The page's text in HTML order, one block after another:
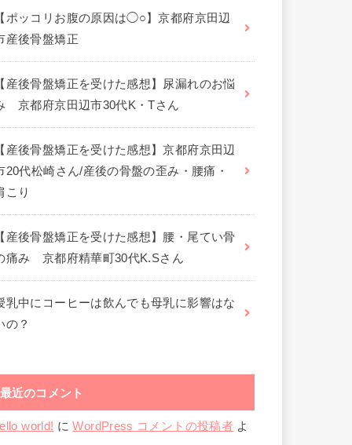
ポッコリお腹の原因は◯○】京都府京田辺
産後骨盤矯正
産後骨盤矯正を受けた感想】尿漏れのお悩
京都府京田辺市30代K・Tさん
産後骨盤矯正を受けた感想】京都府京田辺
20代松崎さん/産後の骨盤の歪み・腰痛・
こり
産後骨盤矯正を受けた感想】腰・尾てい骨
痛み 京都府精華町30代K.Sさん
乳中にコーヒーは飲んでも母乳に影響はな
の？
最近のコメント
world! にWordPress コメントの投稿者よ